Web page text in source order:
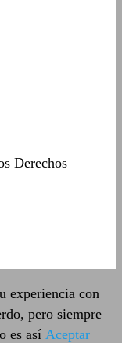
Derechos
experiencia con
pero siempre
es así Aceptar